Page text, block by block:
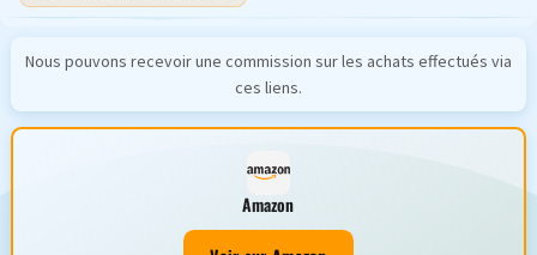
Nous pouvons recevoir une commission sur les achats effectués via
ces liens.
Amazon